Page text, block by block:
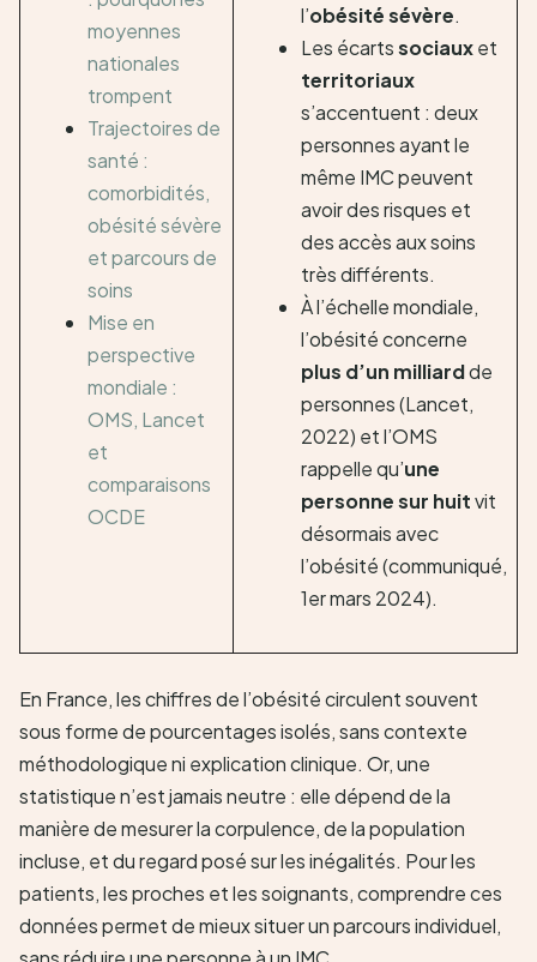
moyennes
nationales
trompent
Trajectoires de
santé :
comorbidités,
obésité sévère
et parcours de
soins
Mise en
perspective
mondiale :
OMS, Lancet
et
comparaisons
OCDE
l’obésité sévère.
Les écartssociauxet
territoriaux
s’accentuent : deux
personnes ayant le
même IMC peuvent
avoir des risques et
des accès aux soins
très différents.
À l’échelle mondiale,
l’obésité concerne
plus d’un milliardde
personnes (Lancet,
2022) et l’OMS
rappelle qu’une
personne sur huitvit
désormais avec
l’obésité (communiqué,
1er mars 2024).
En France, les chiffres de l’obésité circulent souvent
sous forme de pourcentages isolés, sans contexte
méthodologique ni explication clinique. Or, une
statistique n’est jamais neutre : elle dépend de la
manière de mesurer la corpulence, de la population
incluse, et du regard posé sur les inégalités. Pour les
patients, les proches et les soignants, comprendre ces
données permet de mieux situer un parcours individuel,